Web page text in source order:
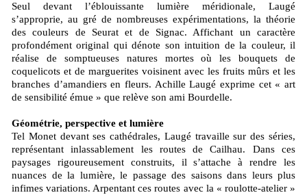
Seul devant l’éblouissante lumière méridionale, Laugé
s’approprie, au gré de nombreuses expérimentations, la théorie
des couleurs de Seurat et de Signac. Affichant un caractère
profondément original qui dénote son intuition de la couleur, il
réalise de somptueuses natures mortes où les bouquets de
coquelicots et de marguerites voisinent avec les fruits mûrs et les
branches d’amandiers en fleurs. Achille Laugé exprime cet « art
de sensibilité émue » que relève son ami Bourdelle.
Géométrie, perspective et lumière
Tel Monet devant ses cathédrales, Laugé travaille sur des séries,
représentant inlassablement les routes de Cailhau. Dans ces
paysages rigoureusement construits, il s’attache à rendre les
nuances de la lumière, le passage des saisons dans leurs plus
infimes variations. Arpentant ces routes avec la « roulotte-atelier »